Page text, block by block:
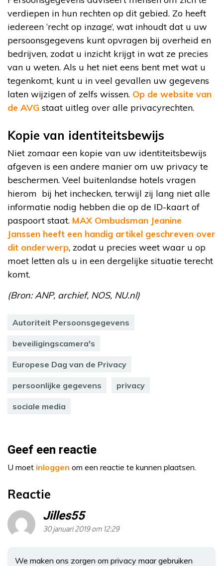
verdiepen in hun rechten op dit gebied. Zo heeft
iedereen ‘recht op inzage’, wat inhoudt dat u uw
persoonsgegevens kunt opvragen bij overheid en
bedrijven, zodat u inzicht krijgt in wat ze precies
van u weten. Als u het niet eens bent met wat u
tegenkomt, kunt u in veel gevallen uw gegevens
laten wijzigen of zelfs wissen. Op de website van
de AVG staat uitleg over alle privacyrechten.
Kopie van identiteitsbewijs
Niet zomaar een kopie van uw identiteitsbewijs
afgeven is een andere manier om uw privacy te
beschermen. Veel buitenlandse hotels vragen
hierom bij het inchecken, terwijl zij lang niet alle
informatie nodig hebben die op de ID-kaart of
paspoort staat. MAX Ombudsman Jeanine
Janssen heeft een handig artikel geschreven over
dit onderwerp, zodat u precies weet waar u op
moet letten als u in een dergelijke situatie terecht
komt.
(Bron: ANP, archief, NOS, NU.nl)
Autoriteit Persoonsgegevens
beveiligingscamera's
Europese Dag van de Privacy
persoonlijke gegevens privacy
sociale media
Geef een reactie
U moet inloggen om een reactie te kunnen plaatsen.
Reactie
Jilles55
30 januari 2019 om 12:29
We maken ons zorgen om privacy maar gebruiken